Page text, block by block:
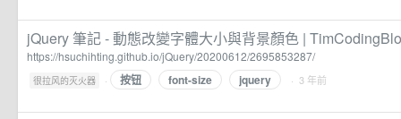
jQuery 筆記 - 動態改變字體大小與背景顏色 |
https://hsuchihting.github.io/jQuery/20200612/2695853287/
很拉风的灭火器 · 按钮 font-size jquery · 3 年前